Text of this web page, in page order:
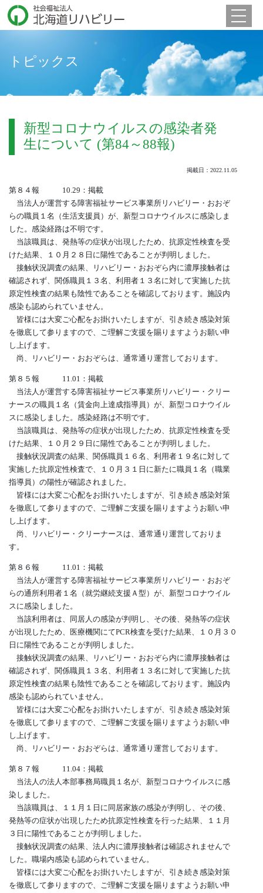
Toggle
トピックス
新型コロナウイルスの感染者発
生について (第84～88報)
掲載日：2022.11.05
第８４報 10.29：掲載
当法人が運営する障害福祉サービス事業所リハビリー・おおぞ
らの職員１名（生活支援員）が、新型コロナウイルスに感染しま
した。感染経路は不明です。
当該職員は、発熱等の症状が出現したため、抗原定性検査を受
けた結果、１０月２８日に陽性であることが判明しました。
接触状況調査の結果、リハビリー・おおぞら内に濃厚接触者は
確認されず、関係職員１３名、利用者１３名に対して実施した抗
原定性検査の結果も陰性であることを確認しております。施設内
感染も認められていません。
皆様には大変ご心配をお掛けいたしますが、引き続き感染対策
を徹底して参りますので、ご理解ご支援を賜りますようお願い申
し上げます。
尚、リハビリー・おおぞらは、通常通り運営しております。
第８５報 11.01：掲載
当法人が運営する障害福祉サービス事業所リハビリー・クリー
ナースの職員１名（賃金向上達成指導員）が、新型コロナウイル
スに感染しました。感染経路は不明です。
当該職員は、発熱等の症状が出現したため、抗原定性検査を受
けた結果、１０月２９日に陽性であることが判明しました。
接触状況調査の結果、関係職員１６名、利用者１９名に対して
実施した抗原定性検査で、１０月３１日に新たに職員１名（職業
指導員）の陽性が確認されました。
皆様には大変ご心配をお掛けいたしますが、引き続き感染対策
を徹底して参りますので、ご理解ご支援を賜りますようお願い申
し上げます。
尚、リハビリー・クリーナースは、通常通り運営しておりま
す。
第８６報 11.01：掲載
当法人が運営する障害福祉サービス事業所リハビリー・おおぞ
らの通所利用者１名（就労継続支援Ａ型）が、新型コロナウイル
スに感染しました。
当該利用者は、同居人の感染が判明し、その後、発熱等の症状
が出現したため、医療機関にてPCR検査を受けた結果、１０月３０
日に陽性であることが判明しました。
接触状況調査の結果、リハビリー・おおぞら内に濃厚接触者は
確認されず、関係職員１３名、利用者１３名に対して実施した抗
原定性検査の結果も陰性であることを確認しております。施設内
感染も認められていません。
皆様には大変ご心配をお掛けいたしますが、引き続き感染対策
を徹底して参りますので、ご理解ご支援を賜りますようお願い申
し上げます。
尚、リハビリー・おおぞらは、通常通り運営しております。
第８７報 11.04：掲載
当法人の法人本部事務局職員１名が、新型コロナウイルスに感
染しました。
当該職員は、１１月１日に同居家族の感染が判明し、その後、
発熱等の症状が出現したため抗原定性検査を行った結果、１１月
３日に陽性であることが判明しました。
接触状況調査の結果、法人内に濃厚接触者は確認されませんで
した。職場内感染も認められていません。
皆様には大変ご心配をお掛けいたしますが、引き続き感染対策
を徹底して参りますので、ご理解ご支援を賜りますようお願い申